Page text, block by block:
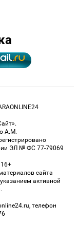
А.М.
ЭЛ № ФС 77-79069
сайта
активной
телефон